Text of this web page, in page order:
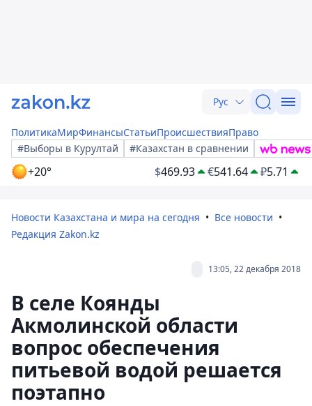
Рус
ПолитикаМирФинансыСтатьиПроисшествияПраво
#Выборы в Курултай
#Казахстан в сравнении
+20° $469.93 €541.64 ₽5.71
Новости Казахстана и мира на сегодня
Все новости
Редакция Zakon.kz
13:05, 22 декабря 2018
В селе Коянды
Акмолинской области
вопрос обеспечения
питьевой водой решается
поэтапно